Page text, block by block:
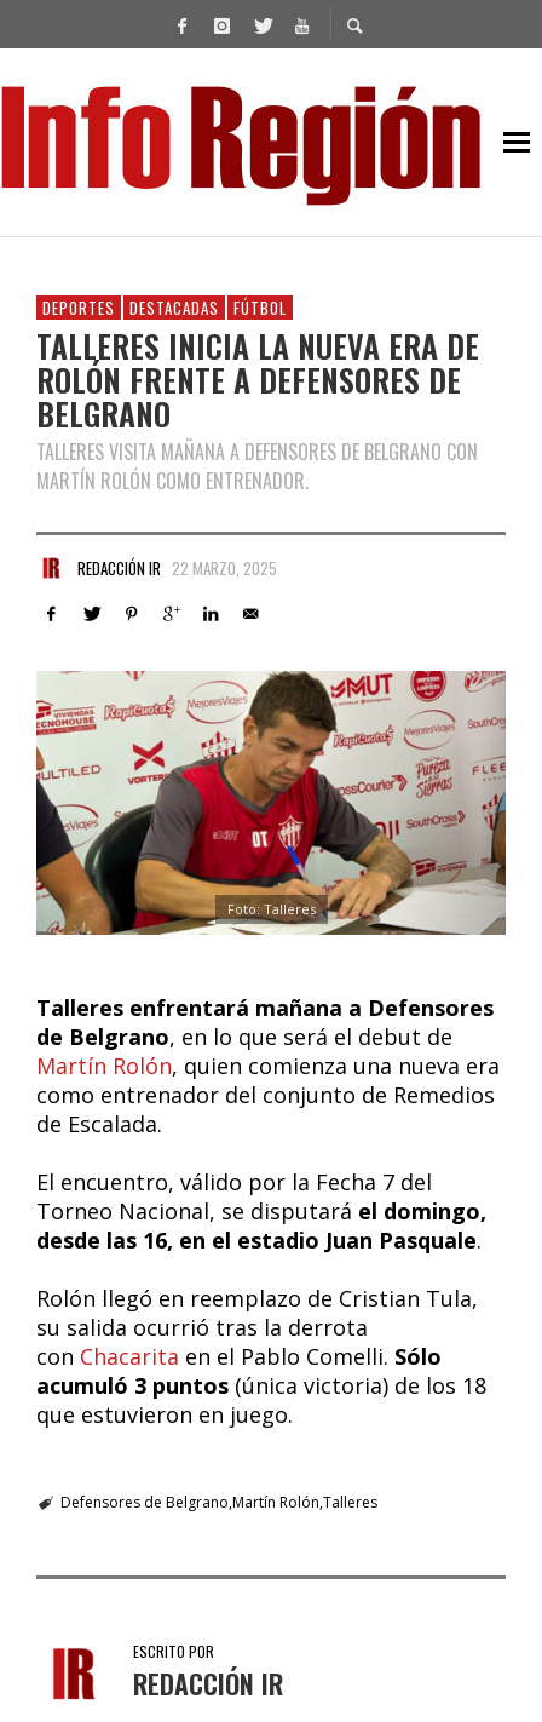
DEPORTES DESTACADAS FÚTBOL
TALLERES INICIA LA NUEVA ERA DE
ROLÓN FRENTE A DEFENSORES DE
BELGRANO
TALLERES VISITA MAÑANA A DEFENSORES DE BELGRANO CON
MARTÍN ROLÓN COMO ENTRENADOR.
REDACCIÓN IR 22 MARZO, 2025
Foto: Talleres
Talleres enfrentará mañana a Defensores
de Belgrano, en lo que será el debut de
Martín Rolón, quien comienza una nueva era
como entrenador del conjunto de Remedios
de Escalada.
El encuentro, válido por la Fecha 7 del
Torneo Nacional, se disputará el domingo,
desde las 16, en el estadio Juan Pasquale.
Rolón llegó en reemplazo de Cristian Tula,
su salida ocurrió tras la derrota
con Chacarita en el Pablo Comelli. Sólo
acumuló 3 puntos (única victoria) de los 18
que estuvieron en juego.
Defensores de Belgrano Martín Rolón Talleres
ESCRITO POR
REDACCIÓN IR